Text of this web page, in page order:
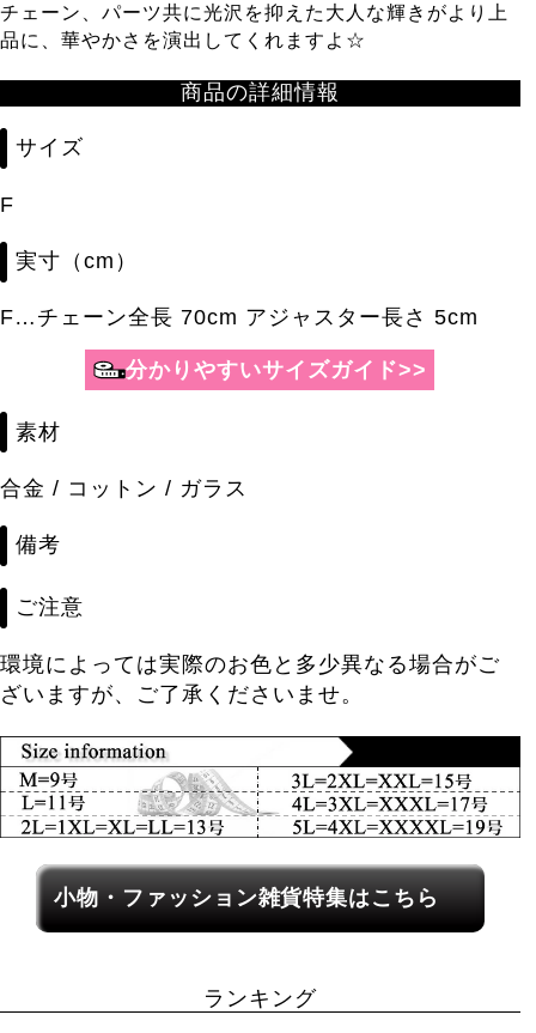
チェーン、パーツ共に光沢を抑えた大人な輝きがより上
品に、華やかさを演出してくれますよ☆
商品の詳細情報
サイズ
F
実寸（cm）
F…チェーン全長 70cm アジャスター長さ 5cm
分かりやすいサイズガイド>>
素材
合金 / コットン / ガラス
備考
ご注意
環境によっては実際のお色と多少異なる場合がご
ざいますが、ご了承くださいませ。
レディース関連カテゴリーへのリンク
小物・ファッション雑貨特集はこちら
ランキング